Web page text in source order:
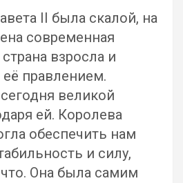
II была скалой, на
современная
взросла и
правлением.
великой
ей. Королева
обеспечить нам
и силу,
Она была самим